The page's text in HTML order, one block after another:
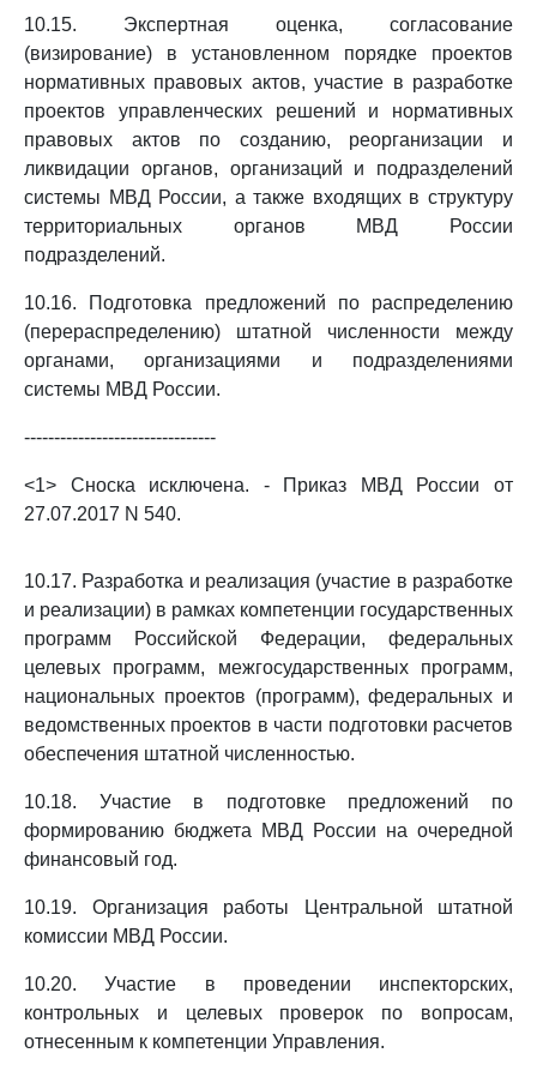
10.15. Экспертная оценка, согласование
(визирование) в установленном порядке проектов
нормативных правовых актов, участие в разработке
проектов управленческих решений и нормативных
правовых актов по созданию, реорганизации и
ликвидации органов, организаций и подразделений
системы МВД России, а также входящих в структуру
территориальных органов МВД России
подразделений.
10.16. Подготовка предложений по распределению
(перераспределению) штатной численности между
органами, организациями и подразделениями
системы МВД России.
--------------------------------
<1> Сноска исключена. - Приказ МВД России от
27.07.2017 N 540.
10.17. Разработка и реализация (участие в разработке
и реализации) в рамках компетенции государственных
программ Российской Федерации, федеральных
целевых программ, межгосударственных программ,
национальных проектов (программ), федеральных и
ведомственных проектов в части подготовки расчетов
обеспечения штатной численностью.
10.18. Участие в подготовке предложений по
формированию бюджета МВД России на очередной
финансовый год.
10.19. Организация работы Центральной штатной
комиссии МВД России.
10.20. Участие в проведении инспекторских,
контрольных и целевых проверок по вопросам,
отнесенным к компетенции Управления.